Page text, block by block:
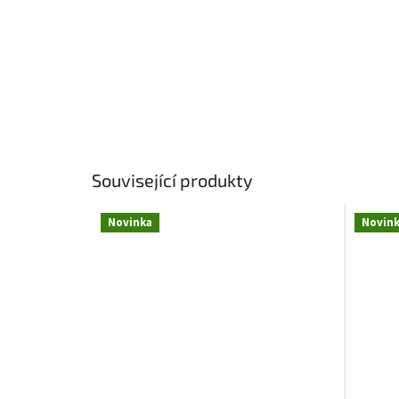
Související produkty
Novinka